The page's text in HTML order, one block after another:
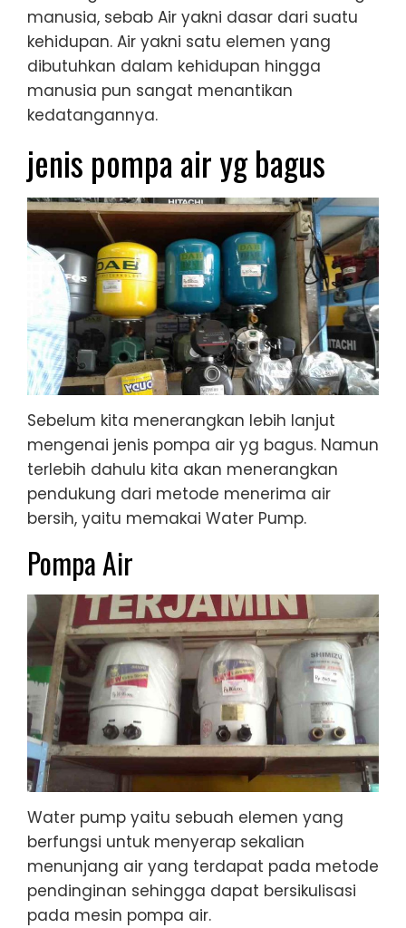
manusia, sebab Air yakni dasar dari suatu
kehidupan. Air yakni satu elemen yang
dibutuhkan dalam kehidupan hingga
manusia pun sangat menantikan
kedatangannya.
jenis pompa air yg bagus
Sebelum kita menerangkan lebih lanjut
mengenai jenis pompa air yg bagus. Namun
terlebih dahulu kita akan menerangkan
pendukung dari metode menerima air
bersih, yaitu memakai Water Pump.
Pompa Air
Water pump yaitu sebuah elemen yang
berfungsi untuk menyerap sekalian
menunjang air yang terdapat pada metode
pendinginan sehingga dapat bersikulisasi
pada mesin pompa air.